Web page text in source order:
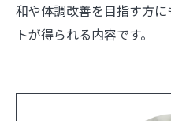
和や体調改善を目指す方
トが得られる内容です。